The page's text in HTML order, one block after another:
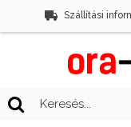
Szállítási